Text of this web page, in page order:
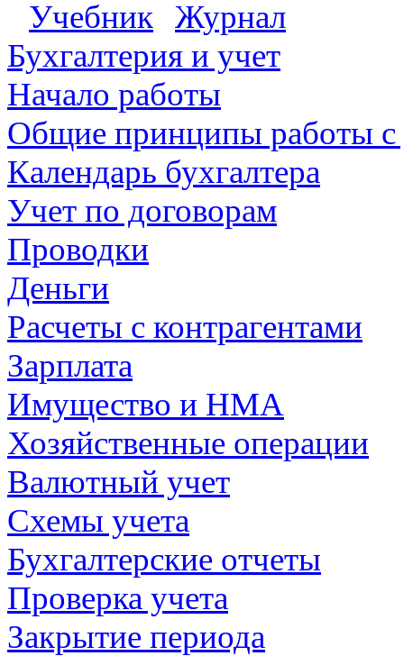
Учебник
Журнал
Бухгалтерия и учет
Начало работы
Общие принципы работы с
Календарь бухгалтера
Учет по договорам
Проводки
Деньги
Расчеты с контрагентами
Зарплата
Имущество и НМА
Хозяйственные операции
Валютный учет
Схемы учета
Бухгалтерские отчеты
Проверка учета
Закрытие периода